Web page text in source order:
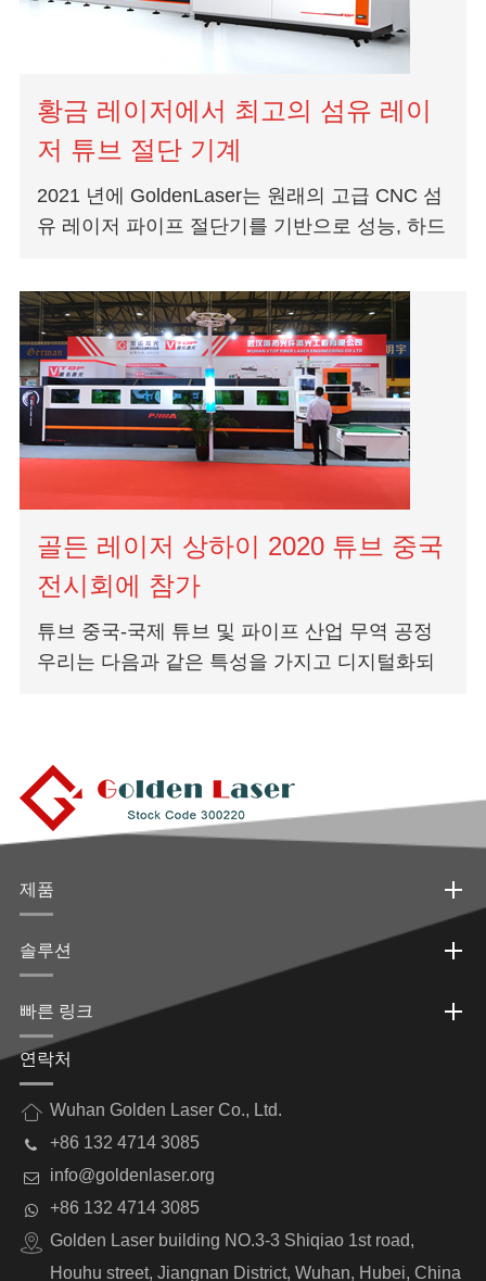
황금 레이저에서 최고의 섬유 레이
저 튜브 절단 기계
2021 년에 GoldenLaser는 원래의 고급 CNC 섬
유 레이저 파이프 절단기를 기반으로 성능, 하드
혁신하고 업그레이드했습니다. 골든...
골든 레이저 상하이 2020 튜브 중국
전시회에 참가
튜브 중국-국제 튜브 및 파이프 산업 무역 공정
우리는 다음과 같은 특성을 가지고 디지털화되
제품
솔루션
빠른 링크
연락처
Wuhan Golden Laser Co., Ltd.
+86 132 4714 3085
info@goldenlaser.org
+86 132 4714 3085
Golden Laser building NO.3-3 Shiqiao 1st road,
Houhu street, Jiangnan District, Wuhan, Hubei, China